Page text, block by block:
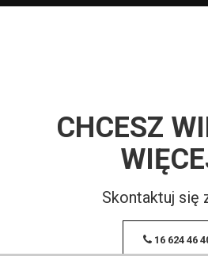
CHCESZ
Skontaktuj się
16 624 46